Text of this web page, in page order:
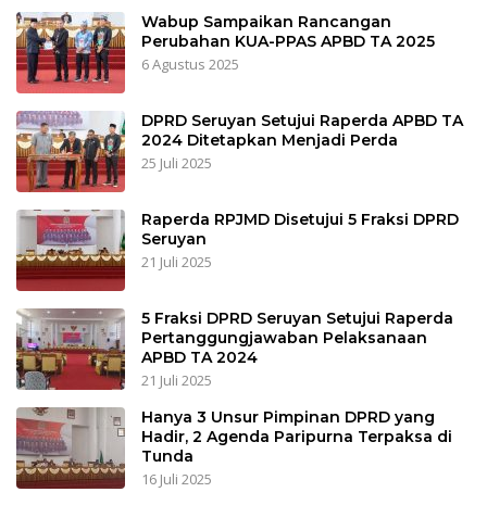
Wabup Sampaikan Rancangan
Perubahan KUA-PPAS APBD TA 2025
6 Agustus 2025
DPRD Seruyan Setujui Raperda APBD TA
2024 Ditetapkan Menjadi Perda
25 Juli 2025
Raperda RPJMD Disetujui 5 Fraksi DPRD
Seruyan
21 Juli 2025
5 Fraksi DPRD Seruyan Setujui Raperda
Pertanggungjawaban Pelaksanaan
APBD TA 2024
21 Juli 2025
Hanya 3 Unsur Pimpinan DPRD yang
Hadir, 2 Agenda Paripurna Terpaksa di
Tunda
16 Juli 2025